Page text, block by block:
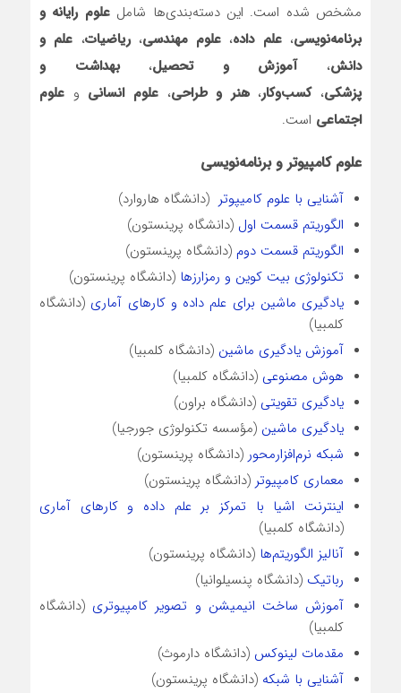
مشخص شده‌ است. این دسته‌بندی‌ها شاملعلوم رایانه و
برنامه‌نویسی،علم داده، علوم مهندسی،ریاضیات، علم و
دانش،آموزش و تحصیل،بهداشت و
پزشکی، کسب‌و‌کار،هنر و طراحی،علوم انسانی و علوم
اجتماعی است.
علوم کامپیوتر و برنامه‌نویسی
آشنایی با علوم کامیپوتر (دانشگاه هاروارد)
الگوریتم قسمت اول (دانشگاه پرینستون)
الگوریتم قسمت دوم (دانشگاه پرینستون)
تکنولوژی بیت کوین و رمزارزها (دانشگاه پرینستون)
یادگیری ماشین برای علم داده و کارهای آماری (دانشگاه
کلمبیا)
آموزش یادگیری ماشین (دانشگاه کلمبیا)
هوش مصنوعی (دانشگاه کلمبیا)
یادگیری تقویتی (دانشگاه براون)
یادگیری ماشین (مؤسسه تکنولوژی جورجیا)
شبکه نرم‌افزارمحور (دانشگاه پرینستون)
معماری کامپیوتر (دانشگاه پرینستون)
اینترنت اشیا با تمرکز بر علم داده و کارهای آماری
(دانشگاه کلمبیا)
آنالیز الگوریتم‌ها (دانشگاه پرینستون)
رباتیک (دانشگاه پنسیلوانیا)
آموزش ساخت انیمیشن و تصویر کامپیوتری (دانشگاه
کلمبیا)
مقدمات لینوکس (دانشگاه دارموث)
آشنایی با شبکه (دانشگاه پرینستون)